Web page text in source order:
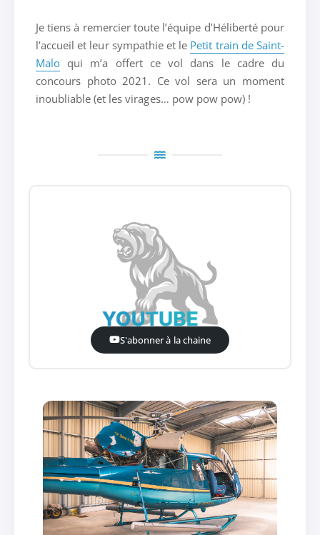
Je tiens à remercier toute l’équipe d’Héliberté pour
l’accueil et leur sympathie et le Petit train de Saint-
Malo qui m’a offert ce vol dans le cadre du
concours photo 2021. Ce vol sera un moment
inoubliable (et les virages… pow pow pow) !
S'abonner à la chaine